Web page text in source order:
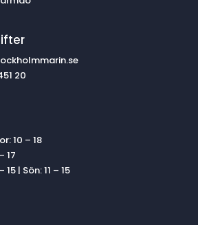
20
10 – 18
17
15 | Sön: 11 – 15